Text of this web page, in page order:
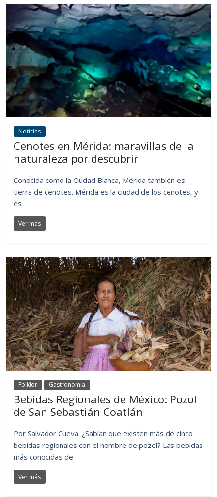
Noticias
Cenotes en Mérida: maravillas de la
naturaleza por descubrir
Conocida como la Ciudad Blanca, Mérida también es
tierra de cenotes. Mérida es la ciudad de los cenotes, y
es
Ver más
Folklor Gastronomia
Bebidas Regionales de México: Pozol
de San Sebastián Coatlán
Por Salvador Cueva. ¿Sabían que existen más de cinco
bebidas regionales con el nombre de pozol? Las bebidas
más conocidas de
Ver más